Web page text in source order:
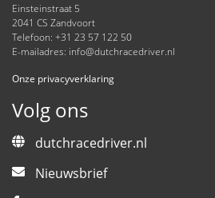
Einsteinstraat 5
2041 CS Zandvoort
Telefoon: +31 23 57 122 50
E-mailadres: info@dutchracedriver.nl
Onze privacyverklaring
Volg ons
dutchracedriver.nl
Nieuwsbrief